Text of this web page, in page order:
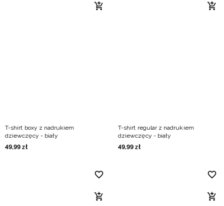
T-shirt boxy z nadrukiem
dziewczęcy - biały
49,99 zł
T-shirt regular z nadrukiem
dziewczęcy - biały
49,99 zł